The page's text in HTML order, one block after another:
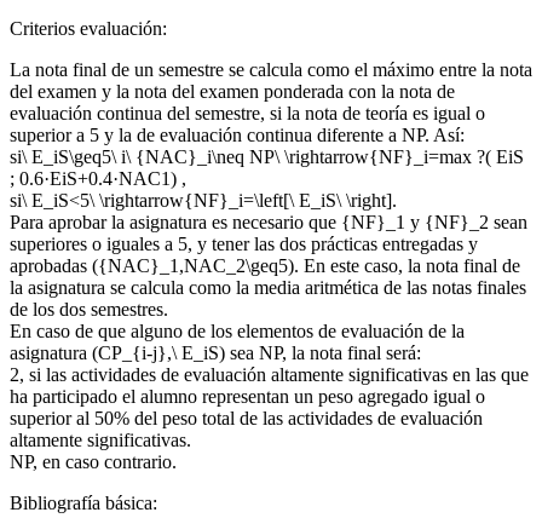
Criterios evaluación:
La nota final de un semestre se calcula como el máximo entre la nota
del examen y la nota del examen ponderada con la nota de
evaluación continua del semestre, si la nota de teoría es igual o
superior a 5 y la de evaluación continua diferente a NP. Así:
si\ E_iS\geq5\ i\ {NAC}_i\neq NP\ \rightarrow{NF}_i=max ?( EiS
; 0.6·EiS+0.4·NAC1) ,
si\ E_iS<5\ \rightarrow{NF}_i=\left[\ E_iS\ \right].
Para aprobar la asignatura es necesario que {NF}_1 y {NF}_2 sean
superiores o iguales a 5, y tener las dos prácticas entregadas y
aprobadas ({NAC}_1,NAC_2\geq5). En este caso, la nota final de
la asignatura se calcula como la media aritmética de las notas finales
de los dos semestres.
En caso de que alguno de los elementos de evaluación de la
asignatura (CP_{i-j},\ E_iS) sea NP, la nota final será:
2, si las actividades de evaluación altamente significativas en las que
ha participado el alumno representan un peso agregado igual o
superior al 50% del peso total de las actividades de evaluación
altamente significativas.
NP, en caso contrario.
Bibliografía básica: